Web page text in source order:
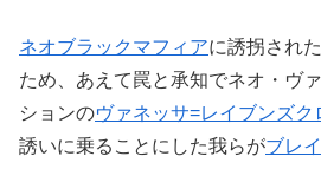
ネオブラックマフィアに誘拐され
ため、あえて罠と承知でネオ・ヴ
ションのヴァネッサ=レイブンズク
誘いに乗ることにした我らがブレ